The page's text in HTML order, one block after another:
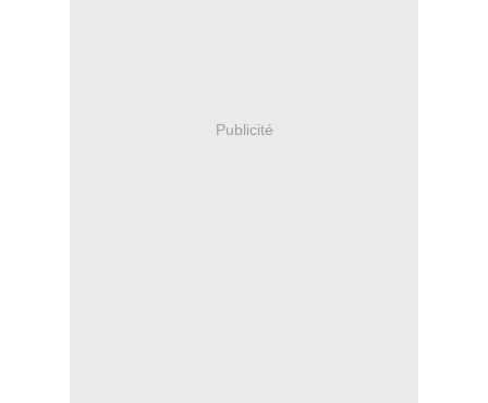
Publicité